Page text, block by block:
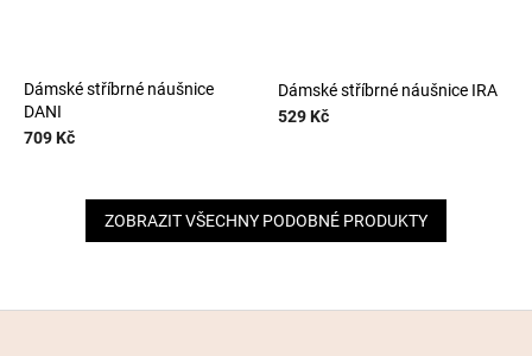
Dámské stříbrné náušnice
DANI
709 Kč
Dámské stříbrné náušnice IRA
529 Kč
ZOBRAZIT VŠECHNY PODOBNÉ PRODUKTY